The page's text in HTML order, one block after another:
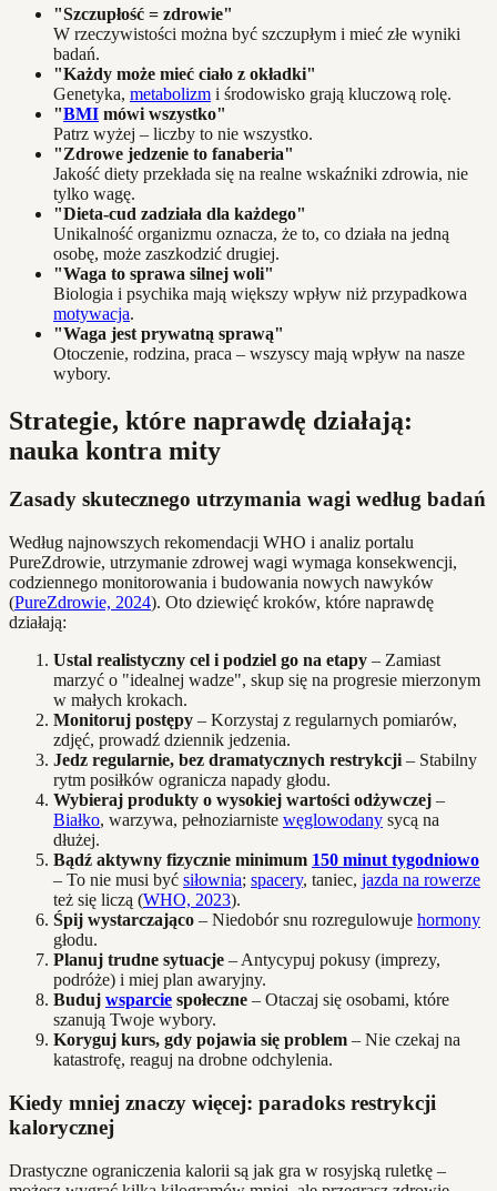
"Szczupłość = zdrowie"
W rzeczywistości można być szczupłym i mieć złe wyniki
badań.
"Każdy może mieć ciało z okładki"
Genetyka, metabolizm i środowisko grają kluczową rolę.
"BMI mówi wszystko"
Patrz wyżej – liczby to nie wszystko.
"Zdrowe jedzenie to fanaberia"
Jakość diety przekłada się na realne wskaźniki zdrowia, nie
tylko wagę.
"Dieta-cud zadziała dla każdego"
Unikalność organizmu oznacza, że to, co działa na jedną
osobę, może zaszkodzić drugiej.
"Waga to sprawa silnej woli"
Biologia i psychika mają większy wpływ niż przypadkowa
motywacja.
"Waga jest prywatną sprawą"
Otoczenie, rodzina, praca – wszyscy mają wpływ na nasze
wybory.
Strategie, które naprawdę działają:
nauka kontra mity
Zasady skutecznego utrzymania wagi według badań
Według najnowszych rekomendacji WHO i analiz portalu
PureZdrowie, utrzymanie zdrowej wagi wymaga konsekwencji,
codziennego monitorowania i budowania nowych nawyków
(PureZdrowie, 2024). Oto dziewięć kroków, które naprawdę
działają:
Ustal realistyczny cel i podziel go na etapy – Zamiast
marzyć o "idealnej wadze", skup się na progresie mierzonym
w małych krokach.
Monitoruj postępy – Korzystaj z regularnych pomiarów,
zdjęć, prowadź dziennik jedzenia.
Jedz regularnie, bez dramatycznych restrykcji – Stabilny
rytm posiłków ogranicza napady głodu.
Wybieraj produkty o wysokiej wartości odżywczej –
Białko, warzywa, pełnoziarniste węglowodany sycą na
dłużej.
Bądź aktywny fizycznie minimum 150 minut tygodniowo
– To nie musi być siłownia; spacery, taniec, jazda na rowerze
też się liczą (WHO, 2023).
Śpij wystarczająco – Niedobór snu rozregulowuje hormony
głodu.
Planuj trudne sytuacje – Antycypuj pokusy (imprezy,
podróże) i miej plan awaryjny.
Buduj wsparcie społeczne – Otaczaj się osobami, które
szanują Twoje wybory.
Koryguj kurs, gdy pojawia się problem – Nie czekaj na
katastrofę, reaguj na drobne odchylenia.
Kiedy mniej znaczy więcej: paradoks restrykcji
kalorycznej
Drastyczne ograniczenia kalorii są jak gra w rosyjską ruletkę –